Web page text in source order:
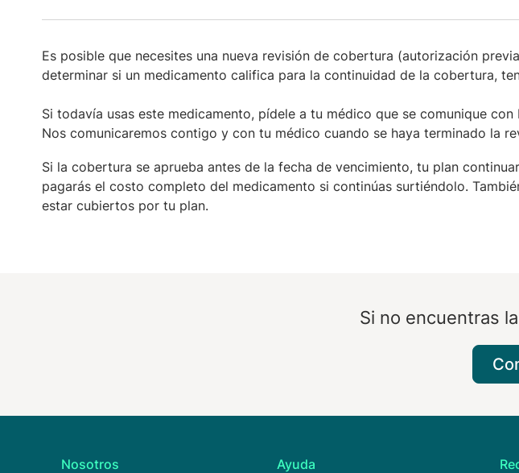
Es posible que necesites una nueva revisión de cobertura (autorización
determinar si un medicamento califica para la continuidad de la cobertura,
Si todavía usas este medicamento, pídele a tu médico que se comunique
Nos comunicaremos contigo y con tu médico cuando se haya terminado la
Si la cobertura se aprueba antes de la fecha de vencimiento, tu plan
pagarás el costo completo del medicamento si continúas surtiéndolo.
estar cubiertos por tu plan.
Si no encuentras
Nosotros Ayuda